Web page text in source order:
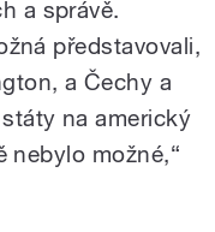
a správě.
představovali,
a Čechy a
na americký
nebylo možné,“